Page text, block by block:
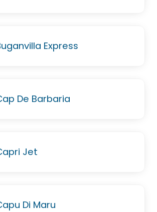
Express
De Barbaria
Jet
Di Maru